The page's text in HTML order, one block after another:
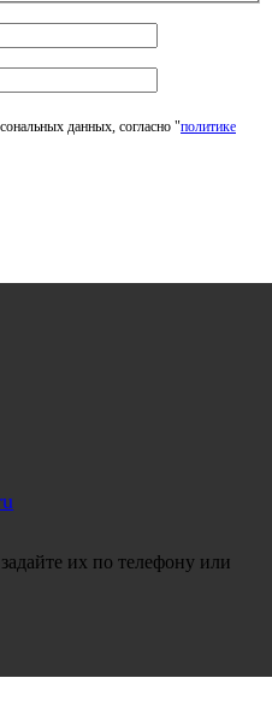
данных, согласно "политике
их по телефону или